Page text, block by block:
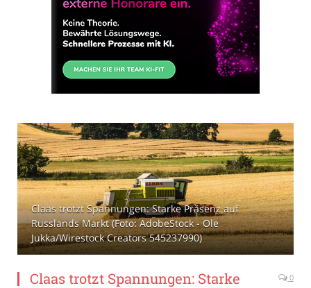
Claas trotzt Spannungen: Starke Präsenz auf
Russlands Markt (Foto: AdobeStock - Ole
Jukka/Wirestock Creators 545237990)
Claas trotzt Spannungen: Starke
0